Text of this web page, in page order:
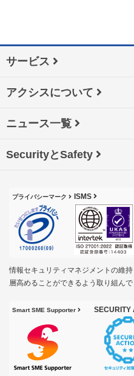
サービス
アクシスについて
ニュース一覧
SecurityとSafety
プライバシーマーク ISMS
情報セキュリティマネジメントの維
層高めることができるよう取り組んで
Smart SME Supporter SECURITY